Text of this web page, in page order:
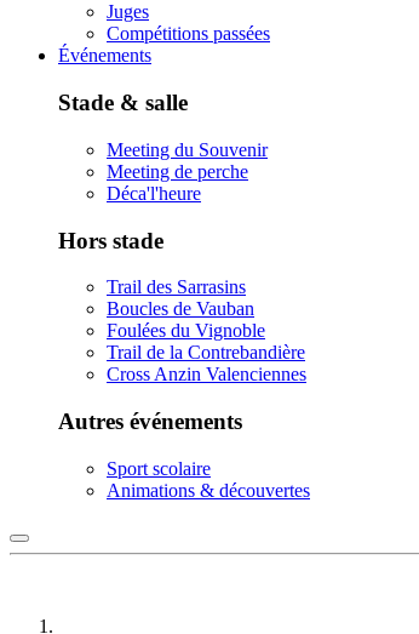
Juges
Compétitions passées
Événements
Stade & salle
Meeting du Souvenir
Meeting de perche
Déca'l'heure
Hors stade
Trail des Sarrasins
Boucles de Vauban
Foulées du Vignoble
Trail de la Contrebandière
Cross Anzin Valenciennes
Autres événements
Sport scolaire
Animations & découvertes